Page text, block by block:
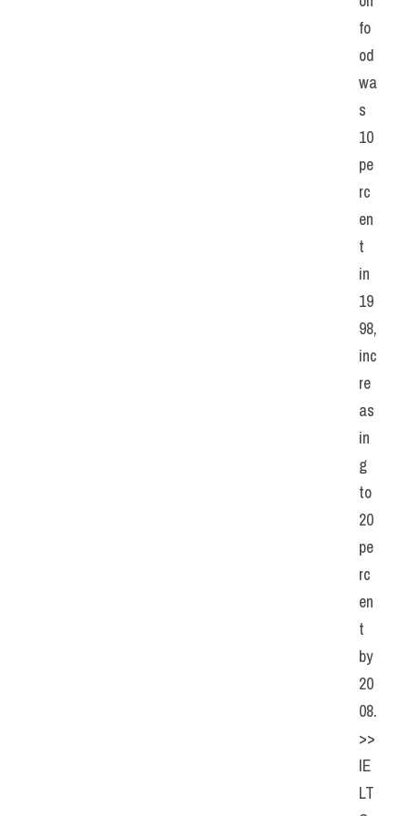
fo
od
wa
s
10
pe
rc
en
t
in
19
98,
inc
re
as
in
g
to
20
pe
rc
en
t
by
20
08.
>>
IE
LT